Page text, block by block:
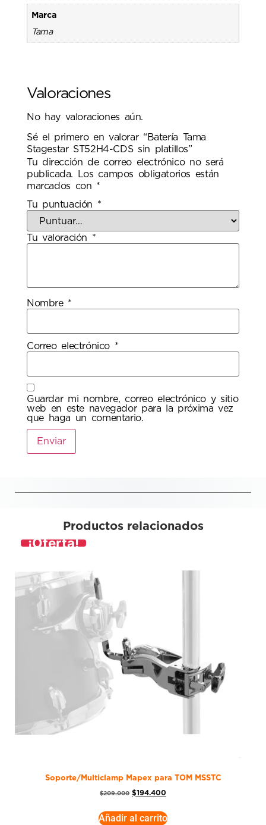
Marca
Tama
Valoraciones
No hay valoraciones aún.
Sé el primero en valorar “Batería Tama
Stagestar ST52H4-CDS sin platillos”
Tu dirección de correo electrónico no será
publicada.
Los campos obligatorios están
marcados con *
Tu puntuación *
Tu valoración *
Nombre *
Correo electrónico *
Guardar mi nombre, correo electrónico y sitio
web en este navegador para la próxima vez
que haga un comentario.
Productos relacionados
¡Oferta!
Soporte/Multiclamp Mapex para TOM MSSTC
$209.000 $194.400
Añadir al carrito